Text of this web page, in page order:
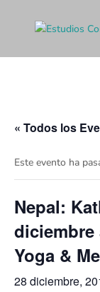
« Todos los
Este evento ha
Nepal:
diciembre
Yoga &
28 diciembre,